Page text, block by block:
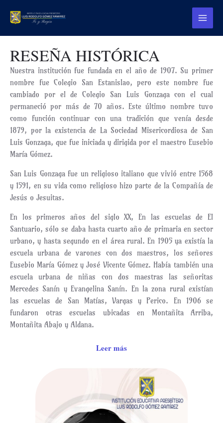
Main
Menu
RESEÑA HISTÓRICA
Nuestra institución fue fundada en el año de 1907. Su primer
nombre fue Colegio San Estanislao, pero este nombre fue
cambiado por el de Colegio San Luis Gonzaga con el cual
permaneció por más de 70 años. Este último nombre tuvo
como función continuar con una tradición que venía desde
1879, por la existencia de La Sociedad Misericordiosa de San
Luis Gonzaga, que fue iniciada y dirigida por el maestro Eusebio
María Gómez.
San Luis Gonzaga fue un religioso italiano que vivió entre 1568
y 1591, en su vida como religioso hizo parte de la Compañía de
Jesús o Jesuitas.
En los primeros años del siglo XX, En las escuelas de El
Santuario, sólo se daba hasta cuarto año de primaria en sector
urbano, y hasta segundo en el área rural. En 1905 ya existía la
escuela urbana de varones con dos maestros, los señores
Eusebio María Gómez y José Vicente Gómez. Había también una
escuela urbana de niñas con dos maestras las señoritas
Mercedes Sanín y Evangelina Sanín. En la zona rural existían
las escuelas de San Matías, Vargas y Perico. En 1906 se
fundaron otras escuelas ubicadas en Montañita Arriba,
Montañita Abajo y Aldana.
Leer más